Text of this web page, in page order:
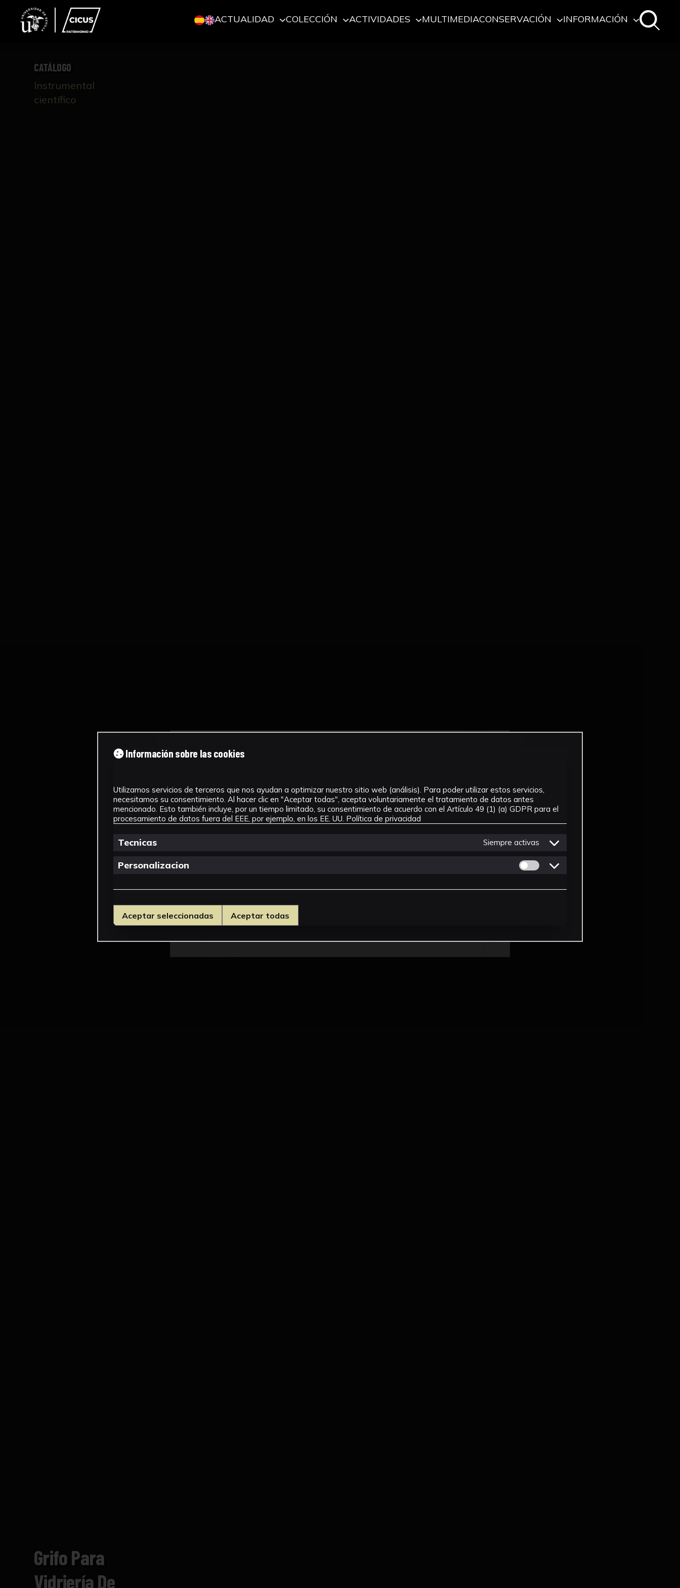
ACTUALIDAD COLECCIÓN ACTIVIDADES MULTIMEDIACONSERVACIÓN INFORMACIÓN
CATÁLOGO
Instrumental
científico
Grifo Para
Vidriería De
Información sobre las cookies
Utilizamos servicios de terceros que nos ayudan a optimizar nuestro sitio web (análisis). Para poder utilizar estos servicios,
necesitamos su consentimiento. Al hacer clic en "Aceptar todas", acepta voluntariamente el tratamiento de datos antes
mencionado. Esto también incluye, por un tiempo limitado, su consentimiento de acuerdo con el Artículo 49 (1) (a) GDPR para el
procesamiento de datos fuera del EEE, por ejemplo, en los EE. UU. Política de privacidad
Tecnicas Siempre activas
Personalizacion Permitir cookies de Personalizacion
Aceptar seleccionadas Aceptar todas